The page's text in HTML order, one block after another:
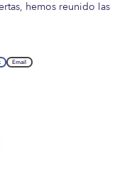
hemos reunido las
Email